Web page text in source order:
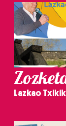
Lazkao